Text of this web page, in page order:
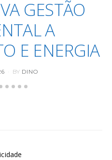
GESTÃO
A
E ENERGIA
BY DINO